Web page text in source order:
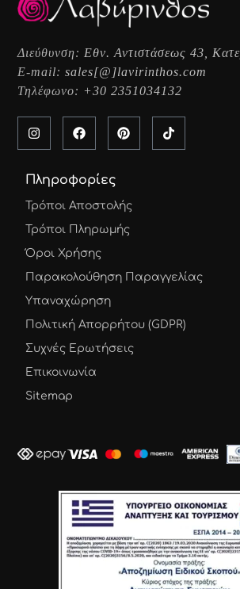
Διεύθυνση:Εθν. Αντιστάσεως 43,
E-mail:sales[@]lavirinthos.com
Τηλέφωνο: +30 2351034132
Πληροφορίες
Τρόποι Αποστολής
Τρόποι Πληρωμής
Όροι Χρήσης
Παρακολούθηση Παραγγελίας
Υπαναχώρηση
Πολιτική Απορρήτου (GDPR)
Συχνές Ερωτήσεις
Επικοινωνία
Sitemap